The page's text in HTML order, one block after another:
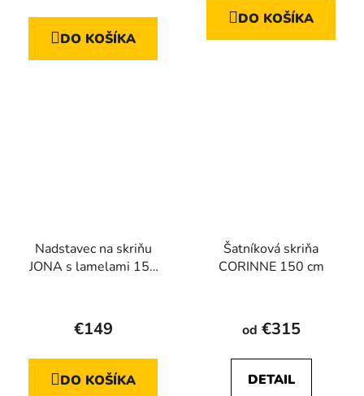
DO KOŠÍKA
DO KOŠÍKA
Nadstavec na skriňu
JONA s lamelami 155
hodnotenie
je
5,0
€149
DO KOŠÍKA
Šatníková skriňa
CORINNE 150 cm
od €315
DETAIL